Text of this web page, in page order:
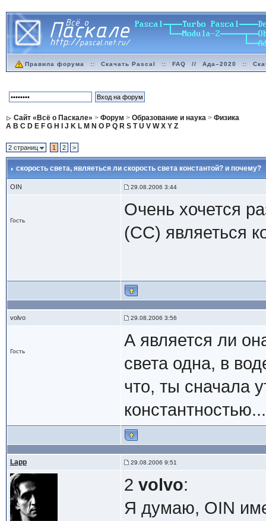
Правила форума :: Скачать Pascal :: FAQ // Ада–2020 ::
Сайт «Всё о Паскале» > Форум > Образование и наука> Физика
A B C D E F G H J K L M N O P Q R S T U V W X Y Z
2 страниц 1 2 >
скорость света, являеться ли скорость света константой? и почему?
OIN 29.08.2006 3:44
Гость
Очень хочется
(СС) являеться
volvo 29.08.2006 3:56
Гость
А является ли
света одна, в
что, ты сначала
константностью...
Lapp 29.08.2006 9:51
2 volvo:
Я думаю, OIN